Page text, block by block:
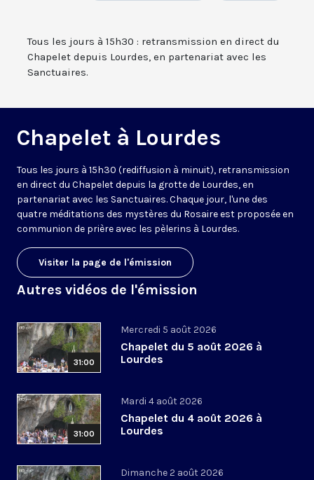
Tous les jours à 15h30 : retransmission en direct du
Chapelet depuis Lourdes, en partenariat avec les
Sanctuaires.
Chapelet à Lourdes
Tous les jours à 15h30 (rediffusion à minuit), retransmission
en direct du Chapelet depuis la grotte de Lourdes, en
partenariat avec les Sanctuaires. Chaque jour, l'une des
quatre méditations des mystères du Rosaire est proposée en
communion de prière avec les pèlerins à Lourdes.
Visiter la page de l'émission
Autres vidéos de l'émission
31:00
Mercredi 5 août 2026
Chapelet du 5 août 2026 à
Lourdes
31:00
Mardi 4 août 2026
Chapelet du 4 août 2026 à
Lourdes
Dimanche 2 août 2026